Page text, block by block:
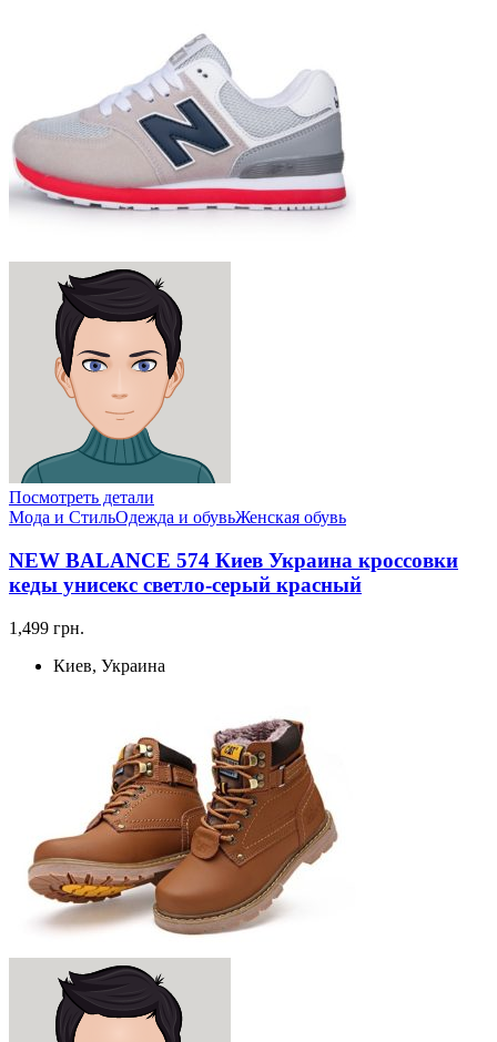
Посмотреть детали
Мода и СтильОдежда и обувьЖенская обувь
NEW BALANCE 574 Киев Украина кроссовки
кеды унисекс светло-серый красный
1,499 грн.
Киев, Украина